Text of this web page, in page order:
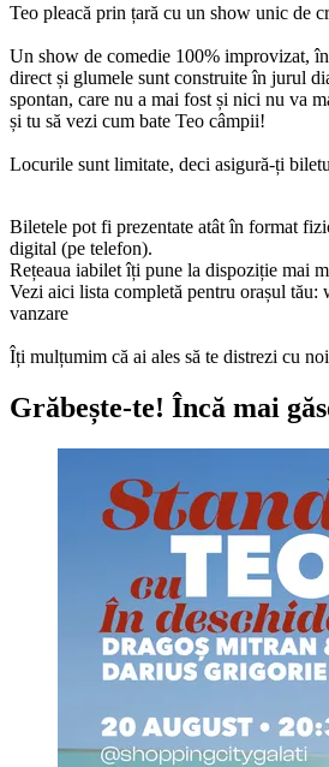
Teo pleacă prin țară cu un show unic de
Un show de comedie 100% improvizat,
direct și glumele sunt construite în jurul
spontan, care nu a mai fost și nici nu va
și tu să vezi cum bate Teo câmpii!
Locurile sunt limitate, deci asigură-ți
Biletele pot fi prezentate atât în format
digital (pe telefon).
Rețeaua iabilet îți pune la dispoziție mai
Vezi aici lista completă pentru orașul
vanzare
Îți mulțumim că ai ales să te distrezi cu
Grăbește-te! Încă mai